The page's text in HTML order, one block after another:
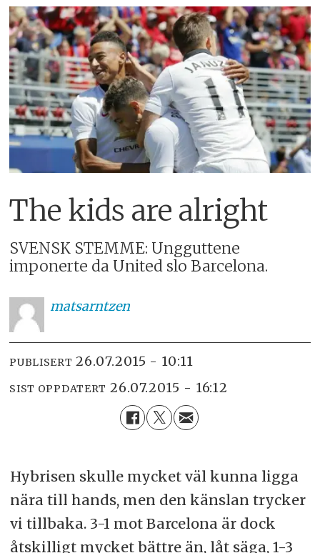
The kids are alright
SVENSK STEMME: Ungguttene
imponerte da United slo Barcelona.
matsarntzen
PUBLISERT 26.07.2015 - 10:11
SIST OPPDATERT 26.07.2015 - 16:12
Hybrisen skulle mycket väl kunna ligga
nära till hands, men den känslan trycker
vi tillbaka. 3-1 mot Barcelona är dock
åtskilligt mycket bättre än, låt säga, 1-3